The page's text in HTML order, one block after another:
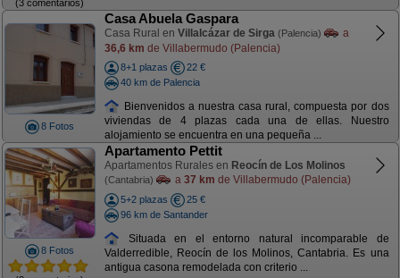
(3 comentarios)
8 Fotos
Casa Abuela Gaspara
Casa Rural en Villalcázar de Sirga (Palencia)
a
36,6 km de Villabermudo (Palencia)
8+1 plazas
22 €
40 km de Palencia
Bienvenidos a nuestra casa rural, compuesta por dos
viviendas de 4 plazas cada una de ellas. Nuestro
alojamiento se encuentra en una pequeña ...
8 Fotos
Apartamento Pettit
Apartamentos Rurales en Reocín de Los Molinos
(Cantabria) a 37 km de Villabermudo (Palencia)
5+2 plazas
25 €
96 km de Santander
Situada en el entorno natural incomparable de
Valderredible, Reocín de los Molinos, Cantabria. Es una
antigua casona remodelada con criterio ...